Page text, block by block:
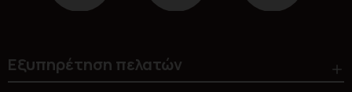
Εξυπηρέτηση πελατών